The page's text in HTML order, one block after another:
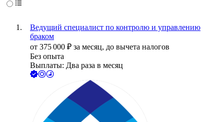
Ведущий специалист по контролю и управлению
браком
от 375 000 ₽ за месяц, до вычета налогов
Без опыта
Выплаты: Два раза в месяц